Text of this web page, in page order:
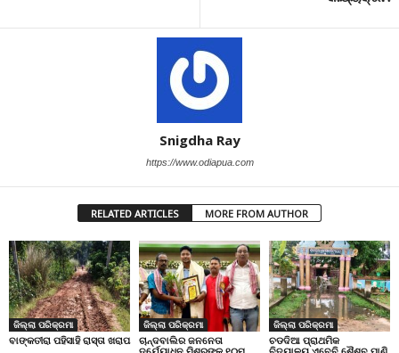
Snigdha Ray
https://www.odiapua.com
RELATED ARTICLES MORE FROM AUTHOR
ଜିଲ୍ଲା ପରିକ୍ରମା
ବାଙ୍କତୀରା ପହିସାହି ରାସ୍ତା ଖରାପ
ଜିଲ୍ଲା ପରିକ୍ରମା
ଚାନ୍ଦବାଲିର ଜନନେତା
ଜିଲ୍ଲା ପରିକ୍ରମା
ଚଡଦିଆ ପ୍ରାଥମିକ